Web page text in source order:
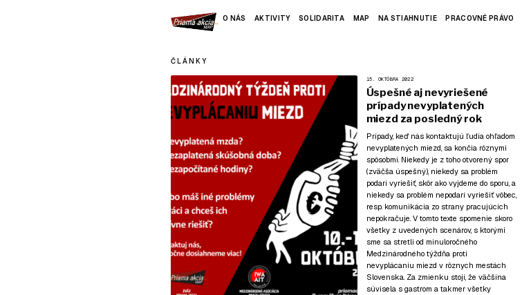
O NÁS AKTIVITY SOLIDARITA MAP NA STIAHNUTIE PRACOVNÉ PRÁVO
ČLÁNKY
15. OKTÓBRA 2022
Úspešné aj nevyriešené
prípady nevyplatených
miezd za posledný rok
Prípady, keď nás kontaktujú ľudia ohľadom
nevyplatených miezd, sa končia rôznymi
spôsobmi. Niekedy je z toho otvorený spor
(zväčša úspešný), niekedy sa problém
podarí vyriešiť, skôr ako vyjdeme do sporu, a
niekedy sa problém nepodarí vyriešiť vôbec,
resp. komunikácia zo strany pracujúcich
nepokračuje. V tomto texte spomenie skoro
všetky z uvedených scenárov, s ktorými
sme sa stretli od minuloročného
Medzinárodného týždňa proti
nevyplácaniu miezd v rôznych mestách
Slovenska. Za zmienku stojí, že väčšina
súvisela s gastrom a takmer všetky